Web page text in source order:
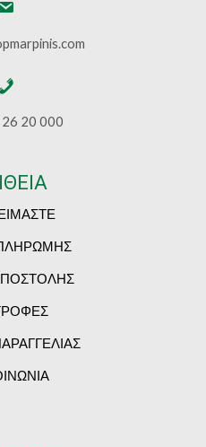
20 000